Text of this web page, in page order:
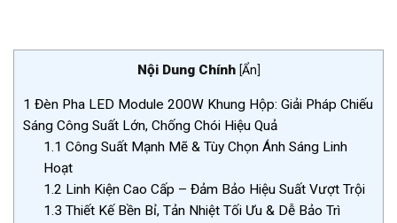
Nội Dung Chính [Ẩn]
1 Đèn Pha LED Module 200W Khung Hộp: Giải Pháp Chiếu
Sáng Công Suất Lớn, Chống Chói Hiệu Quả
1.1 Công Suất Mạnh Mẽ & Tùy Chọn Ánh Sáng Linh
Hoạt
1.2 Linh Kiện Cao Cấp – Đảm Bảo Hiệu Suất Vượt Trội
1.3 Thiết Kế Bền Bỉ, Tản Nhiệt Tối Ưu & Dễ Bảo Trì